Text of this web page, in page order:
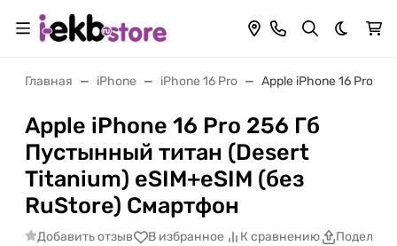
Темная
Главная iPhone iPhone 16 Pro Apple iPhone 16 Pro
Apple iPhone 16 Pro 256 Гб
Пустынный титан (Desert
Titanium) eSIM+eSIM (без
RuStore) Смартфон
Добавить отзыв В избранное К сравнению